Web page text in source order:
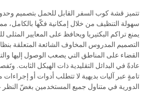
تتميز قشة كوب السفر القابل للحمل بتصميم
سهولة التنظيف من خلال إمكانية فكّها بالكامل،
يمنع تراكم البكتيريا ويحافظ على المعايير المثلى
التصميم المدروس المخاوف الشائعة المتعلقة
القضاء على المناطق التي يصعب الوصول إليها
عادةً في البدائل التقليدية ذات الهيكل الثابت.
تامةٍ عبر آليات بديهية لا تتطلب أدوات أو إجراءات
الدورية في متناول جميع المستخدمين بغضّ النظر